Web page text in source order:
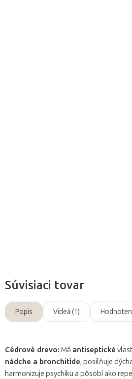
Súvisiaci tovar
Popis Videá (1)
Cédrové drevo: Má antiseptické
nádche a bronchitíde, posilňuje
harmonizuje psychiku a pôsobí ako